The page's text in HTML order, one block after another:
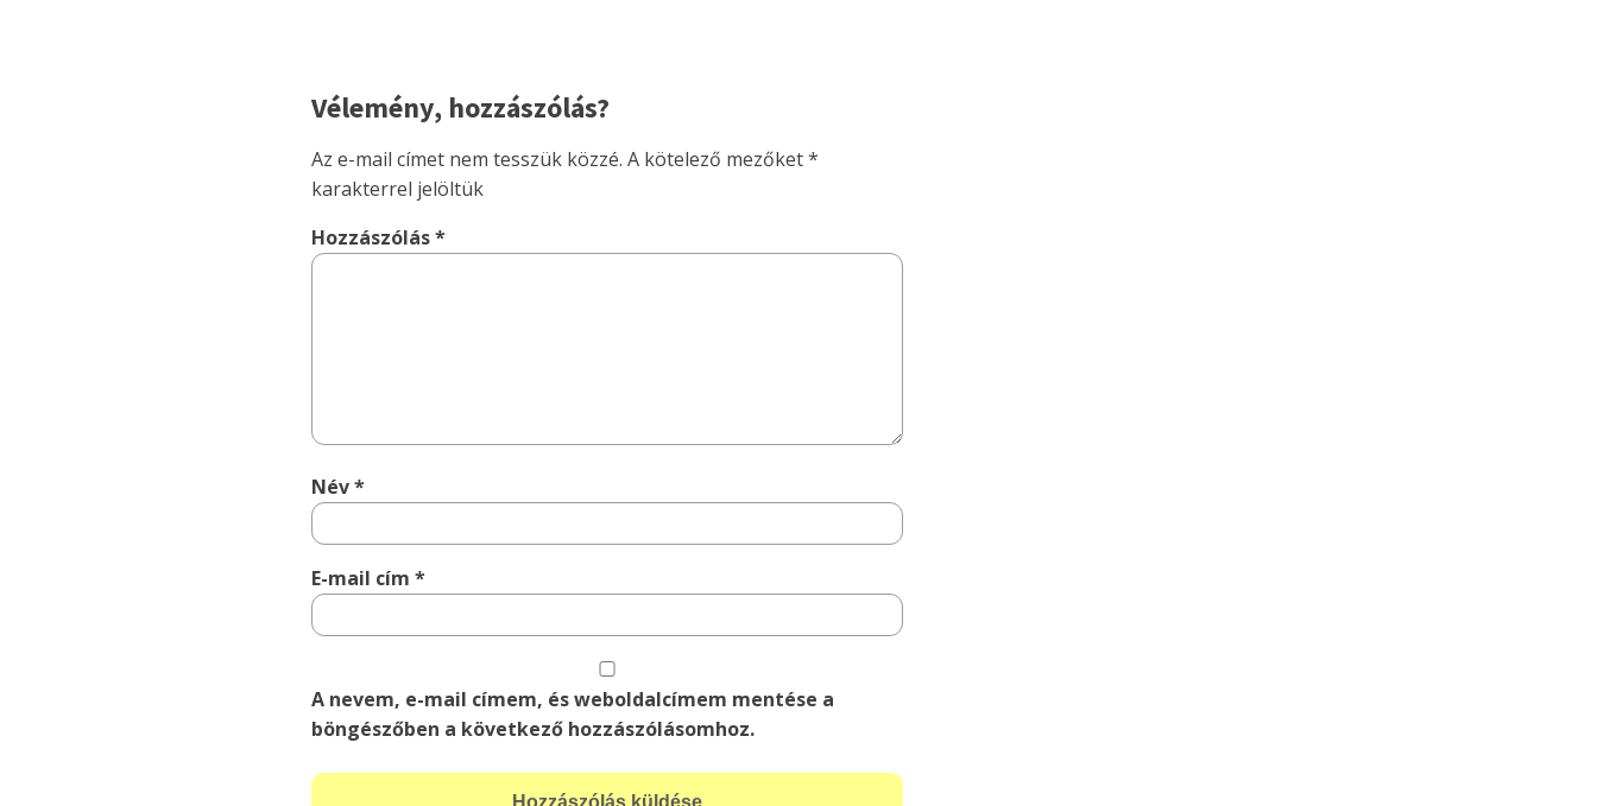
Vélemény, hozzászólás?
Az e-mail címet nem tesszük közzé. A kötelező mezőket*
karakterrel jelöltük
Hozzászólás*
Név*
E-mail cím*
A nevem, e-mail címem, és weboldalcímem mentése a
böngészőben a következő hozzászólásomhoz.